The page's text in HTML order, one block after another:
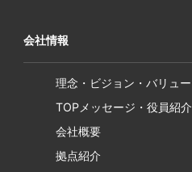
会社情報
理念・ビジョン・バリュー
TOPメッセージ・役員紹介
会社概要
拠点紹介